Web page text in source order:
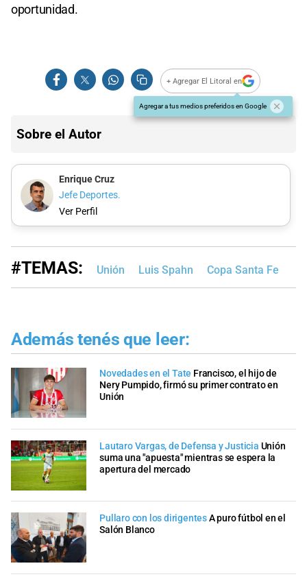
oportunidad.
+ Agregar El Litoral en
Agregar a tus medios preferidos en Google
Sobre el Autor
Enrique Cruz
Jefe Deportes.
Ver Perfil
#TEMAS: Unión Luis Spahn Copa Santa Fe
Además tenés que leer:
Novedades en el Tate Francisco, el hijo de
Nery Pumpido, firmó su primer contrato en
Unión
Lautaro Vargas, de Defensa y Justicia Unión
suma una "apuesta" mientras se espera la
apertura del mercado
Pullaro con los dirigentesA puro fútbol en el
Salón Blanco